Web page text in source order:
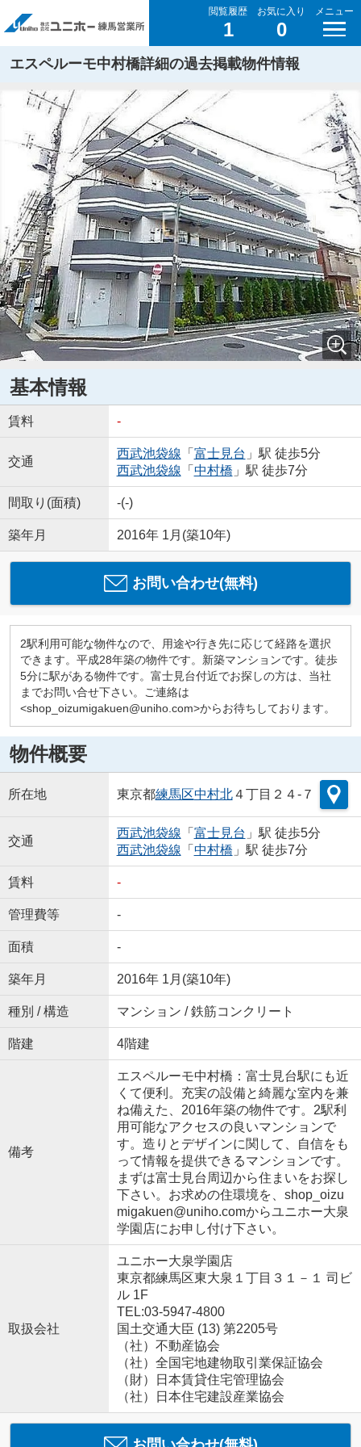
閲覧履歴
1
お気に入り
0
メニュー
エスペルーモ中村橋詳細の過去掲載物件情報
基本情報
賃料 -
交通
西武池袋線 「 富士見台 」駅 徒歩5分
西武池袋線 「 中村橋 」駅 徒歩7分
間取り(面積) -(-)
築年月 2016年 1月(築10年)
お問い合わせ(無料)
2駅利用可能な物件なので、用途や行き先に応じて経路を選択
できます。平成28年築の物件です。新築マンションです。徒歩
5分に駅がある物件です。富士見台付近でお探しの方は、当社
までお問い合せ下さい。ご連絡は
<shop_oizumigakuen@uniho.com>からお待ちしております。
物件概要
所在地 東京都練馬区中村北４丁目２４-７
交通
西武池袋線 「 富士見台 」駅 徒歩5分
西武池袋線 「 中村橋 」駅 徒歩7分
賃料 -
管理費等 -
面積 -
築年月 2016年 1月(築10年)
種別 / 構造 マンション / 鉄筋コンクリート
階建 4階建
備考
エスペルーモ中村橋：富士見台駅にも近
くて便利。充実の設備と綺麗な室内を兼
ね備えた、2016年築の物件です。2駅利
用可能なアクセスの良いマンションで
す。造りとデザインに関して、自信をも
って情報を提供できるマンションです。
まずは富士見台周辺から住まいをお探し
下さい。お求めの住環境を、shop_oizu
migakuen@uniho.comからユニホー大泉
学園店にお申し付け下さい。
取扱会社
ユニホー大泉学園店
東京都練馬区東大泉１丁目３１－１ 司ビ
ル 1F
TEL:03-5947-4800
国土交通大臣 (13) 第2205号
（社）不動産協会
（社）全国宅地建物取引業保証協会
（財）日本賃貸住宅管理協会
（社）日本住宅建設産業協会